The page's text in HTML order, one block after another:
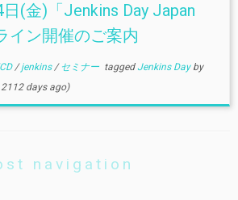
(金)「Jenkins Day Japan
イン開催のご案内
/jenkins/ セミナー taggedJenkins Day by
days ago)
navigation